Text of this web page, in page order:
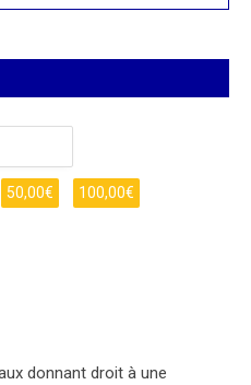
50,00€ 100,00€
donnant droit à une